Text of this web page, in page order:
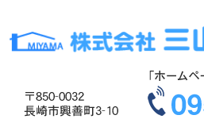
テ
テ